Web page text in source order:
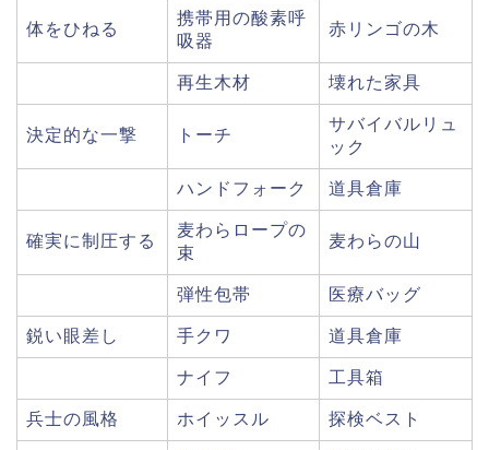
体をひねる
携帯用の酸素呼
吸器
赤リンゴの木
再生木材 壊れた家具
決定的な一撃 トーチ
サバイバルリュ
ック
ハンドフォーク 道具倉庫
確実に制圧する
麦わらロープの
束
麦わらの山
弾性包帯 医療バッグ
鋭い眼差し 手クワ 道具倉庫
ナイフ 工具箱
兵士の風格 ホイッスル 探検ベスト